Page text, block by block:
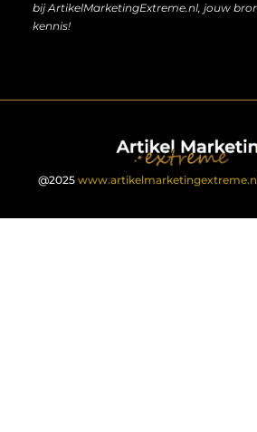
bij ArtikelMarketingExtreme.nl, jouw
kennis!
@2025